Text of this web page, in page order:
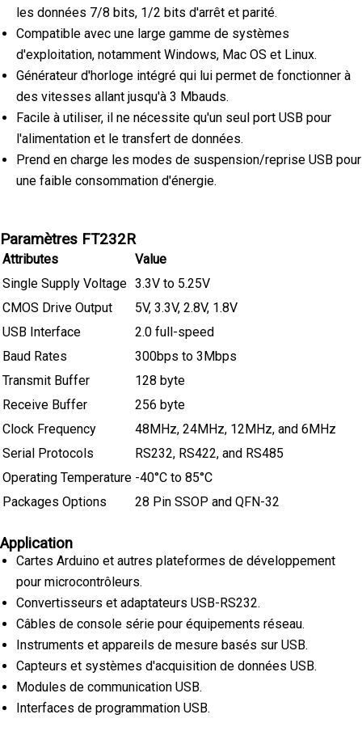
les données 7/8 bits, 1/2 bits d'arrêt et parité.
Compatible avec une large gamme de systèmes
d'exploitation, notamment Windows, Mac OS et Linux.
Générateur d'horloge intégré qui lui permet de fonctionner à
des vitesses allant jusqu'à 3 Mbauds.
Facile à utiliser, il ne nécessite qu'un seul port USB pour
l'alimentation et le transfert de données.
Prend en charge les modes de suspension/reprise USB pour
une faible consommation d'énergie.
Paramètres FT232R
Attributes
Value
Single Supply Voltage 3.3V to 5.25V
CMOS Drive Output
5V, 3.3V, 2.8V, 1.8V
USB Interface
2.0 full-speed
Baud Rates
300bps to 3Mbps
Transmit Buffer
128 byte
Receive Buffer
256 byte
Clock Frequency
48MHz, 24MHz, 12MHz, and 6MHz
Serial Protocols
RS232, RS422, and RS485
Operating Temperature -40°C to 85°C
Packages Options
28 Pin SSOP and QFN-32
Application
Cartes Arduino et autres plateformes de développement
pour microcontrôleurs.
Convertisseurs et adaptateurs USB-RS232.
Câbles de console série pour équipements réseau.
Instruments et appareils de mesure basés sur USB.
Capteurs et systèmes d'acquisition de données USB.
Modules de communication USB.
Interfaces de programmation USB.